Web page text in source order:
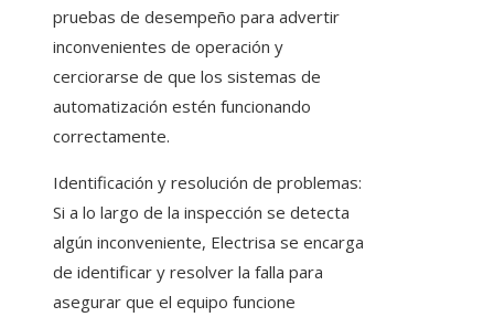
pruebas de desempeño para advertir
inconvenientes de operación y
cerciorarse de que los sistemas de
automatización estén funcionando
correctamente.
Identificación y resolución de problemas:
Si a lo largo de la inspección se detecta
algún inconveniente, Electrisa se encarga
de identificar y resolver la falla para
asegurar que el equipo funcione